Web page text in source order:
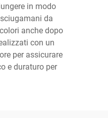
in modo
da
anche dopo
con un
per assicurare
e duraturo per